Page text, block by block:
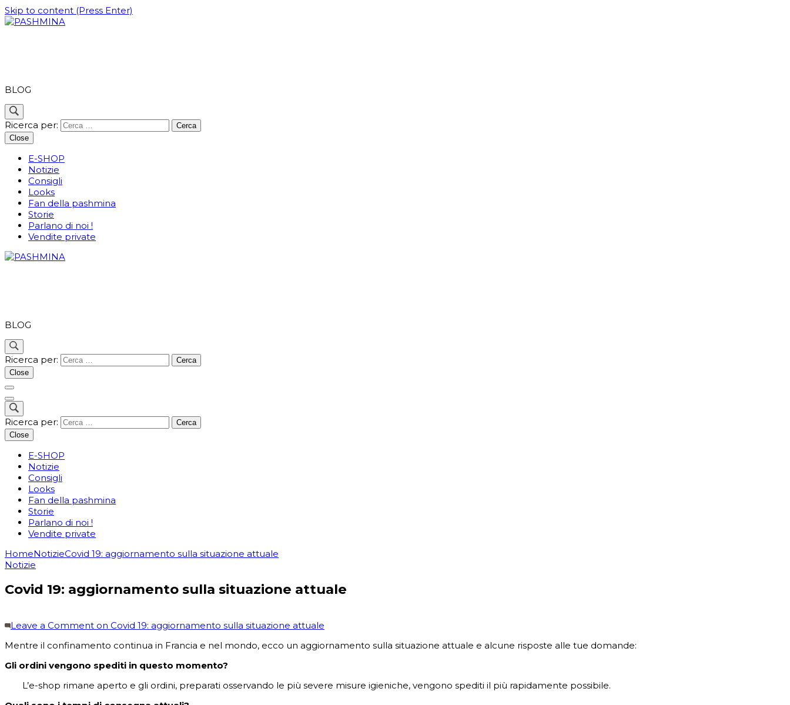
Skip to content (Press Enter)
BLOG
Ricerca per:
Close
E-SHOP
Notizie
Consigli
Looks
Fan della pashmina
Storie
Parlano di noi !
Vendite private
BLOG
Ricerca per:
Close
Ricerca per:
Close
E-SHOP
Notizie
Consigli
Looks
Fan della pashmina
Storie
Parlano di noi !
Vendite private
HomeNotizieCovid 19: aggiornamento sulla situazione attuale
Notizie
Covid 19: aggiornamento sulla situazione attuale
Leave a Comment on Covid 19: aggiornamento sulla situazione attuale
Mentre il confinamento continua in Francia e nel mondo, ecco un aggiornamento sulla situazione attuale e alcune risposte alle tue domande:
Gli ordini vengono spediti in questo momento?
L’e-shop rimane aperto e gli ordini, preparati osservando le più severe misure igieniche, vengono spediti il ​​più rapidamente possibile.